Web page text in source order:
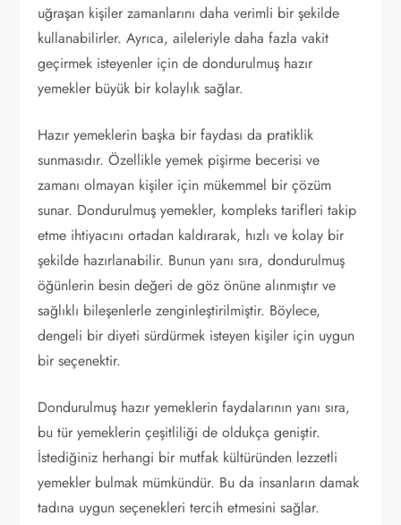
uğraşan kişiler zamanlarını daha verimli bir şekilde
kullanabilirler. Ayrıca, aileleriyle daha fazla vakit
geçirmek isteyenler için de dondurulmuş hazır
yemekler büyük bir kolaylık sağlar.
Hazır yemeklerin başka bir faydası da pratiklik
sunmasıdır. Özellikle yemek pişirme becerisi ve
zamanı olmayan kişiler için mükemmel bir çözüm
sunar. Dondurulmuş yemekler, kompleks tarifleri takip
etme ihtiyacını ortadan kaldırarak, hızlı ve kolay bir
şekilde hazırlanabilir. Bunun yanı sıra, dondurulmuş
öğünlerin besin değeri de göz önüne alınmıştır ve
sağlıklı bileşenlerle zenginleştirilmiştir. Böylece,
dengeli bir diyeti sürdürmek isteyen kişiler için uygun
bir seçenektir.
Dondurulmuş hazır yemeklerin faydalarının yanı sıra,
bu tür yemeklerin çeşitliliği de oldukça geniştir.
İstediğiniz herhangi bir mutfak kültüründen lezzetli
yemekler bulmak mümkündür. Bu da insanların damak
tadına uygun seçenekleri tercih etmesini sağlar.